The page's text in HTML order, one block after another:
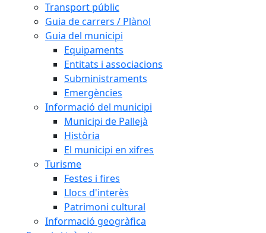
Transport públic
Guia de carrers / Plànol
Guia del municipi
Equipaments
Entitats i associacions
Subministraments
Emergències
Informació del municipi
Municipi de Pallejà
Història
El municipi en xifres
Turisme
Festes i fires
Llocs d'interès
Patrimoni cultural
Informació geogràfica